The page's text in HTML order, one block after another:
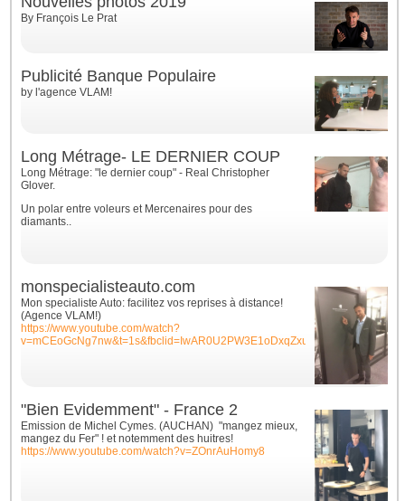
By François Le Prat
Publicité Banque Populaire
by l'agence VLAM!
Long Métrage- LE DERNIER COUP
Long Métrage: "le dernier coup" - Real Christopher
Glover.
Un polar entre voleurs et Mercenaires pour des
diamants..
monspecialisteauto.com
Mon specialiste Auto: facilitez vos reprises à distance!
(Agence VLAM!)
https://www.youtube.com/watch?
"Bien Evidemment" - France 2
Emission de Michel Cymes. (AUCHAN) "mangez mieux,
mangez du Fer" ! et notemment des huitres!
https://www.youtube.com/watch?v=ZOnrAuHomy8